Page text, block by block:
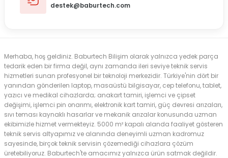
destek@baburtech.com
Merhaba, hoş geldiniz. Baburtech Bilişim olarak yalnızca yedek parça
tedarik eden bir firma değil, aynı zamanda ileri seviye teknik servis
hizmetleri sunan profesyonel bir teknoloji merkezidir. Türkiye'nin dört bir
yanından gönderilen laptop, masaüstü bilgisayar, cep telefonu, tablet,
yazıcı ve medikal cihazlarda; anakart tamiri, işlemci ve çipset
değişimi, işlemci pin onarımı, elektronik kart tamiri, güç devresi arızaları,
sıvı teması kaynaklı hasarlar ve mekanik arızalar konusunda uzman
ekibimizle hizmet vermekteyiz. 5000 m² kapalı alanda faaliyet gösteren
teknik servis altyapımız ve alanında deneyimli uzman kadromuz
sayesinde, birçok teknik servisin çözemediği cihazlara çözüm
üretebiliyoruz. Baburtech'te amacımız yalnızca ürün satmak değildir.